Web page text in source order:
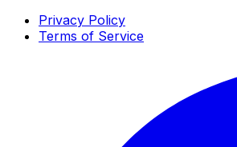
Privacy Policy
Terms of Service